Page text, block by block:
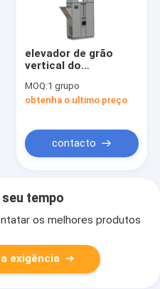
elevador de grão
vertical do
do aço carbono
30tph para o pó
MOQ:1 grupo
obtenha o ultimo preço
contacto
tempo
os melhores produtos
exigência